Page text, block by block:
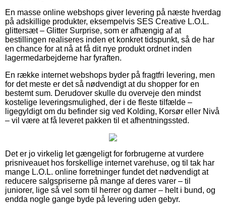
En masse online webshops giver levering på næste hverdag
på adskillige produkter, eksempelvis SES Creative L.O.L.
glittersæt – Glitter Surprise, som er afhængig af at
bestillingen realiseres inden et konkret tidspunkt, så de har
en chance for at nå at få dit nye produkt ordnet inden
lagermedarbejderne har fyraften.
En række internet webshops byder på fragtfri levering, men
for det meste er det så nødvendigt at du shopper for en
bestemt sum. Derudover skulle du overveje den mindst
kostelige leveringsmulighed, der i de fleste tilfælde –
ligegyldigt om du befinder sig ved Kolding, Korsør eller Nivå
– vil være at få leveret pakken til et afhentningssted.
Det er jo virkelig let gængeligt for forbrugerne at vurdere
prisniveauet hos forskellige internet varehuse, og til tak har
mange L.O.L. online forretninger fundet det nødvendigt at
reducere salgspriserne på mange af deres varer – til
juniorer, lige så vel som til herrer og damer – helt i bund, og
endda nogle gange byde på levering uden gebyr.